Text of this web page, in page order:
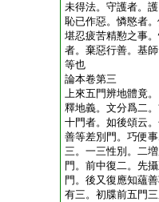
未得法。守護者。
恥已作惡。憐愍者
堪忍疲苦精懃之事
者。棄惡行善。基
等也
論本卷第三
上來五門辨地體竟
釋地義。文分爲二
十門者。如後頌云
善等差別門。巧便
三。一三性別。二
門。前中復二。先
門。後又復應知蘊
有三。初牒前五門